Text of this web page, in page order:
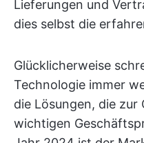
Lieferungen und
dies selbst die
Glücklicherweise
Technologie immer
die Lösungen, die zur
wichtigen